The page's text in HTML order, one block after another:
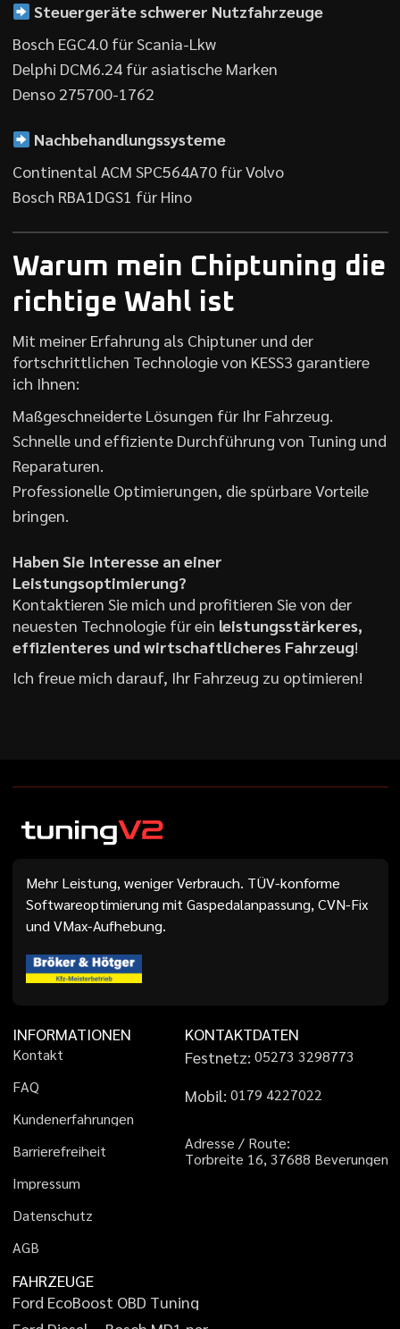
Steuergeräte schwerer Nutzfahrzeuge
Bosch EGC4.0 für Scania-Lkw
Delphi DCM6.24 für asiatische Marken
Denso 275700-1762
Nachbehandlungssysteme
Continental ACM SPC564A70 für Volvo
Bosch RBA1DGS1 für Hino
Warum mein Chiptuning die
richtige Wahl ist
Mit meiner Erfahrung als Chiptuner und der
fortschrittlichen Technologie von KESS3 garantiere
ich Ihnen:
Maßgeschneiderte Lösungen für Ihr Fahrzeug.
Schnelle und effiziente Durchführung von Tuning und
Reparaturen.
Professionelle Optimierungen, die spürbare Vorteile
bringen.
Haben Sie Interesse an einer
Leistungsoptimierung?
Kontaktieren Sie mich und profitieren Sie von der
neuesten Technologie für ein leistungsstärkeres,
effizienteres und wirtschaftlicheres Fahrzeug!
Ich freue mich darauf, Ihr Fahrzeug zu optimieren!
Mehr Leistung, weniger Verbrauch. TÜV-konforme
Softwareoptimierung mit Gaspedalanpassung, CVN-Fix
und VMax-Aufhebung.
INFORMATIONEN
Kontakt
FAQ
Kundenerfahrungen
Barrierefreiheit
Impressum
Datenschutz
AGB
KONTAKTDATEN
Festnetz: 05273 3298773
Mobil: 01 79 4227022
Adresse / Route:
Torbreite 16, 37688 Beverungen
FAHRZEUGE
Ford EcoBoost OBD Tuning